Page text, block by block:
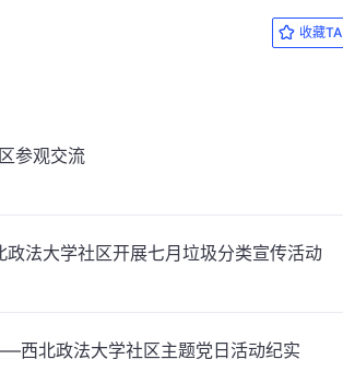
收藏TA
参观交流
法大学社区开展七月垃圾分类宣传活动
西北政法大学社区主题党日活动纪实